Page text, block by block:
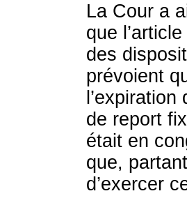
La Cour a
que
des
prévoient
de report
était en
que,
d’exercer